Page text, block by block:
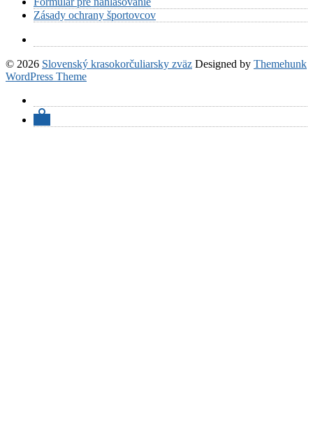
Zásady ochrany športovcov
© 2026 Slovenský krasokorčuliarsky zväz Designed by Themehunk
WordPress Theme